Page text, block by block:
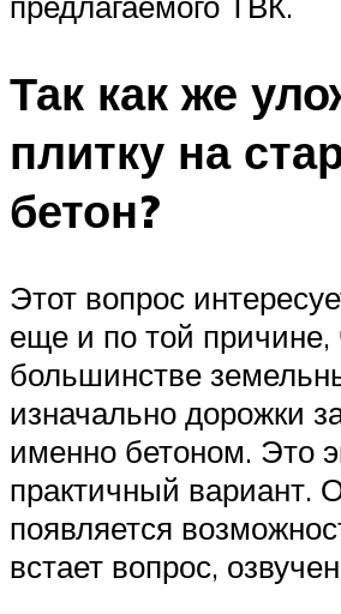
Так как же
плитку на
бетон?
Этот вопрос
еще и по той причине,
большинстве
изначально дорожки
именно бетоном. Это
практичный вариант.
появляется
встает вопрос,